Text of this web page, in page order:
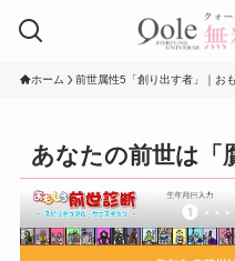
ホーム 前世属性5「創り出す者」｜お
あなたの前世は「